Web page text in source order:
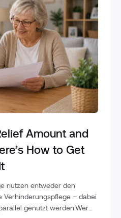
Amount and
How to Get
nutzen entweder den
Verhinderungspflege – dabei
genutzt werden.Wer